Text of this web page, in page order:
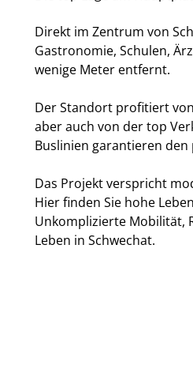
Direkt im Zentrum von
Gastronomie, Schulen,
wenige Meter entfernt.
Der Standort profitiert
aber auch von der top
Buslinien garantieren den
Das Projekt verspricht
Hier finden Sie hohe
Unkomplizierte Mobilität,
Leben in Schwechat.